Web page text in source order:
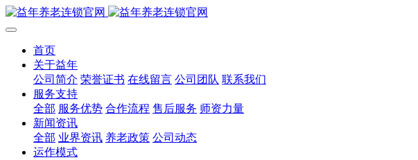
首页
关于益年
公司简介 荣誉证书 在线留言 公司团队 联系我们
服务支持
全部 服务优势 合作流程 售后服务 师资力量
新闻资讯
全部 业界资讯 养老政策 公司动态
运作模式